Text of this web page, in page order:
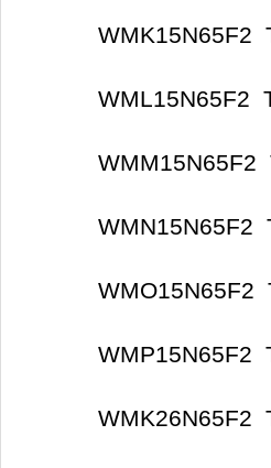
WMK15N65F2
WML15N65F2
WMM15N65F2
WMN15N65F2
WMO15N65F2
WMP15N65F2
WMK26N65F2